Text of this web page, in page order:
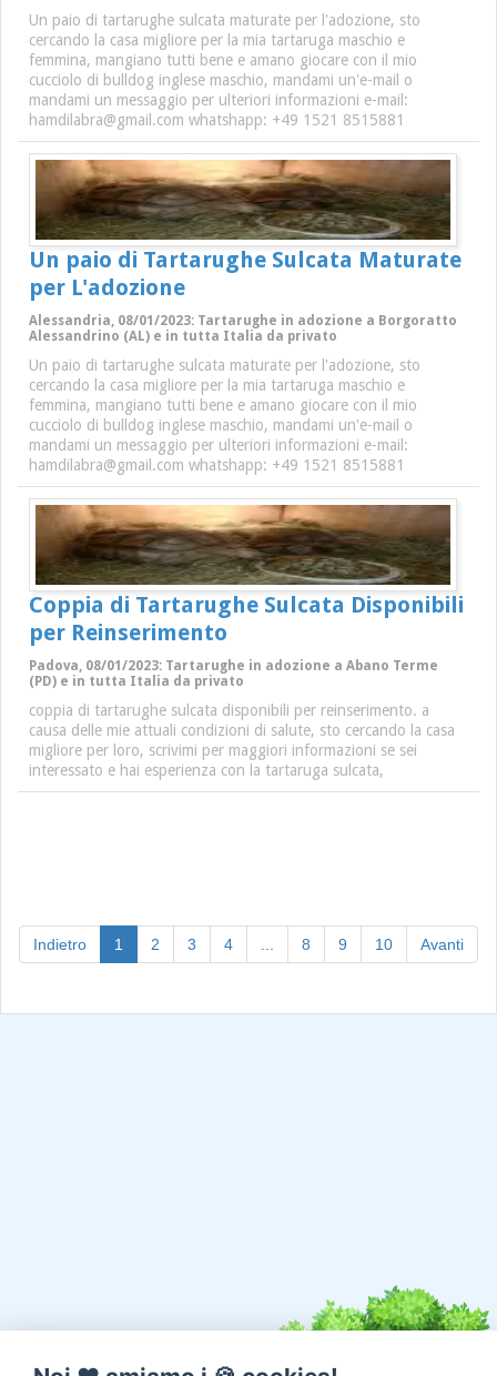
Un paio di tartarughe sulcata maturate per l'adozione, sto
cercando la casa migliore per la mia tartaruga maschio e
femmina, mangiano tutti bene e amano giocare con il mio
cucciolo di bulldog inglese maschio, mandami un'e-mail o
mandami un messaggio per ulteriori informazioni e-mail:
hamdilabra@gmail.com whatshapp: +49 1521 8515881
Un paio di Tartarughe Sulcata Maturate
per L'adozione
Alessandria, 08/01/2023: Tartarughe in adozione a Borgoratto
Alessandrino (AL) e in tutta Italia da privato
Un paio di tartarughe sulcata maturate per l'adozione, sto
cercando la casa migliore per la mia tartaruga maschio e
femmina, mangiano tutti bene e amano giocare con il mio
cucciolo di bulldog inglese maschio, mandami un'e-mail o
mandami un messaggio per ulteriori informazioni e-mail:
hamdilabra@gmail.com whatshapp: +49 1521 8515881
Coppia di Tartarughe Sulcata Disponibili
per Reinserimento
Padova, 08/01/2023: Tartarughe in adozione a Abano Terme
(PD) e in tutta Italia da privato
coppia di tartarughe sulcata disponibili per reinserimento. a
causa delle mie attuali condizioni di salute, sto cercando la casa
migliore per loro, scrivimi per maggiori informazioni se sei
interessato e hai esperienza con la tartaruga sulcata,
Indietro 1 (current)
2 3 4 8 9 10 Avanti